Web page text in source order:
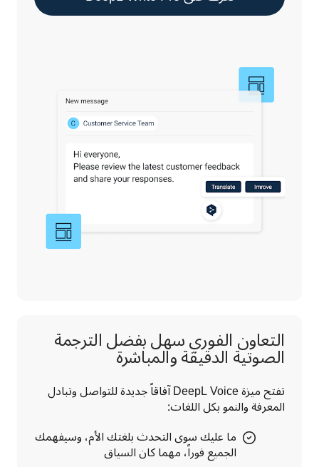
التعاون الفوري سهل بفضل الترجمة
الصوتية الدقيقة والمباشرة
المعرفة والنمو بكل اللغات:
ما عليك سوى التحدث بلغتك الأم، وسيفهمك
الجميع فوراً، مهما كان السياق